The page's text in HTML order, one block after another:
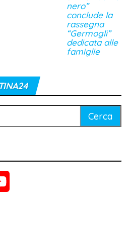
nero”
conclude la
rassegna
“Germogli”
dedicata alle
famiglie